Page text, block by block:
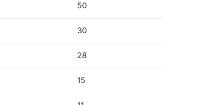
50
30
28
15